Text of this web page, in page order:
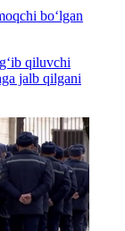
bo‘lgan
qiluvchi
jalb qilgani